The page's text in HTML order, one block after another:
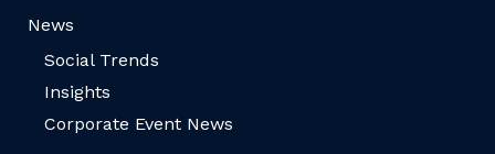
News
Social Trends
Insights
Corporate Event News